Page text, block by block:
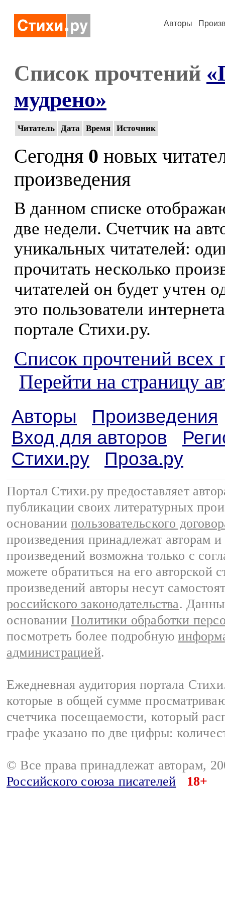
Авторы
Список прочтений
мудрено»
Читатель Дата Время Источник
Сегодня 0 новых
произведения
В данном списке
две недели. Счетчик на
уникальных читателей:
прочитать несколько
читателей он будет учтен
это пользователи
портале Стихи.ру.
Список прочтений всех
Перейти на страницу
Авторы
Произведения
Вход для авторов
Стихи.ру
Проза.ру
Портал Стихи.ру предоставляет
публикации своих литературных
основании пользовательского
произведения принадлежат авторам
произведений возможна только с
можете обратиться на его авторской
произведений авторы несут
российского законодательства.
основании Политики обработки
посмотреть более подробную
администрацией.
Ежедневная аудитория портала
которые в общей сумме
счетчика посещаемости, который
графе указано по две цифры:
© Все права принадлежат авторам,
Российского союза писателей
18+